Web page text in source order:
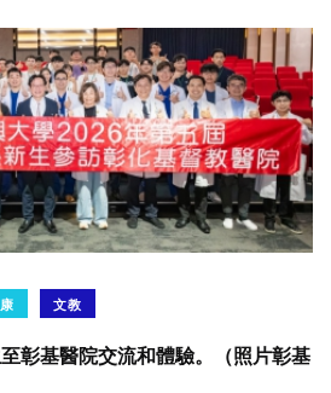
文教
彰基醫院交流和體驗。（照片彰基